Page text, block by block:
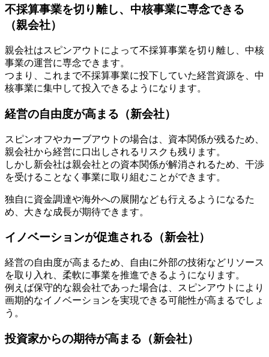
不採算事業を切り離し、中核事業に専念できる
（親会社）
親会社はスピンアウトによって不採算事業を切り離し、中核
事業の運営に専念できます。
つまり、これまで不採算事業に投下していた経営資源を、中
核事業に集中して投入できるようになります。
経営の自由度が高まる（新会社）
スピンオフやカーブアウトの場合は、資本関係が残るため、
親会社から経営に口出しされるリスクも残ります。
しかし新会社は親会社との資本関係が解消されるため、干渉
を受けることなく事業に取り組むことができます。
独自に資金調達や海外への展開なども行えるようになるた
め、大きな成長が期待できます。
イノベーションが促進される（新会社）
経営の自由度が高まるため、自由に外部の技術などリソース
を取り入れ、柔軟に事業を推進できるようになります。
例えば保守的な親会社であった場合は、スピンアウトにより
画期的なイノベーションを実現できる可能性が高まるでしょ
う。
投資家からの期待が高まる（新会社）